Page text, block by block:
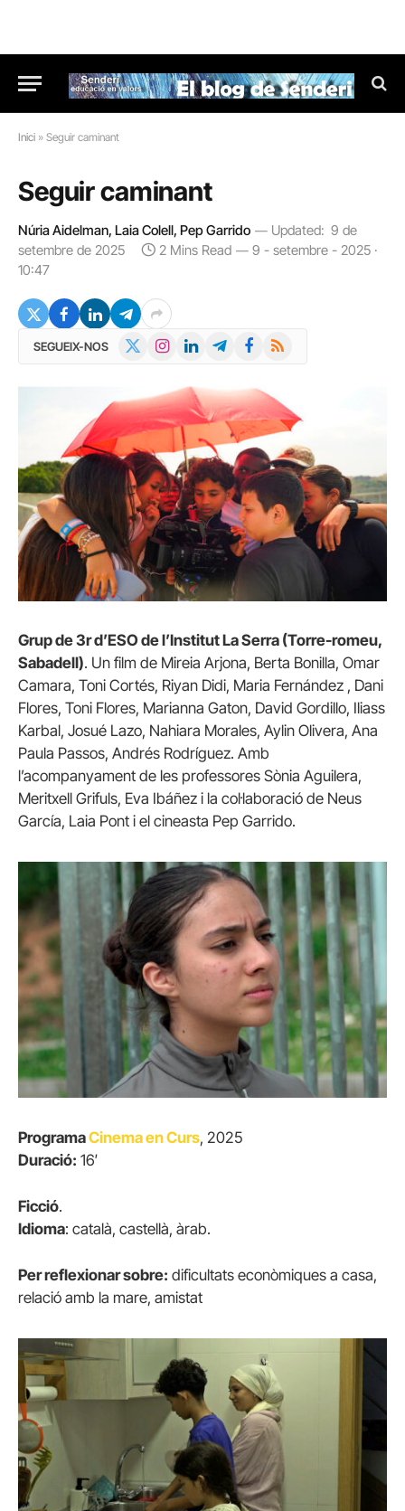
Inici » Seguir caminant
Seguir caminant
Núria Aidelman, Laia Colell, Pep Garrido Updated: 9 de
setembre de 2025
2 Mins Read
9 - setembre - 2025 ·
10:47
SEGUEIX-NOS InstagramLinkedInTelegramFacebook
RSS
Grup de 3r d’ESO de l’Institut La Serra (Torre-romeu,
Sabadell). Un film de Mireia Arjona, Berta Bonilla, Omar
Camara, Toni Cortés, Riyan Didi, Maria Fernández , Dani
Flores, Toni Flores, Marianna Gaton, David Gordillo, Iliass
Karbal, Josué Lazo, Nahiara Morales, Aylin Olivera, Ana
Paula Passos, Andrés Rodríguez. Amb
l’acompanyament de les professores Sònia Aguilera,
Meritxell Grifuls, Eva Ibáñez i la col·laboració de Neus
García, Laia Pont i el cineasta Pep Garrido.
ProgramaCinema en Curs, 2025
Duració: 16′
Ficció.
Idioma: català, castellà, àrab.
Per reflexionar sobre: dificultats econòmiques a casa,
relació amb la mare, amistat